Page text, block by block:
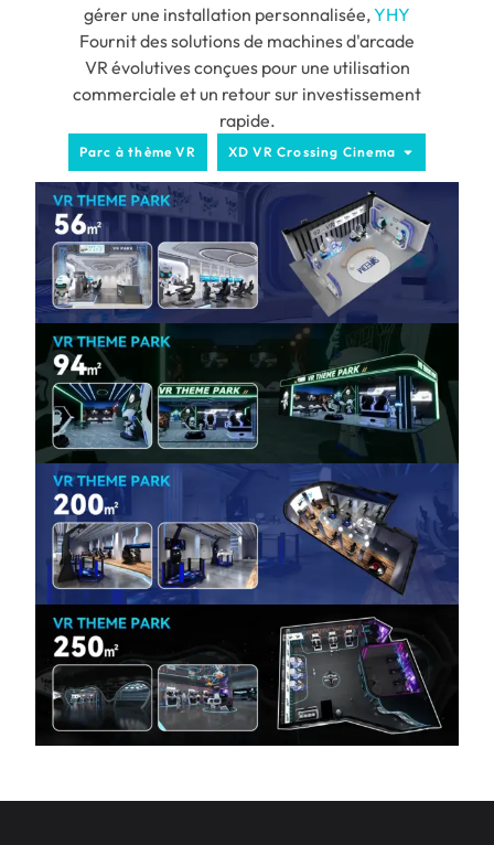
gérer une installation personnalisée,YHY
Fournit des solutions de machines d'arcade
VR évolutives conçues pour une utilisation
commerciale et un retour sur investissement
rapide.
Parc à thème VR XD VR Crossing Cinema